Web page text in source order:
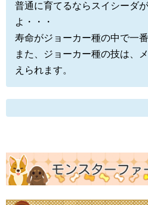
普通に育てるならスイシーダ
よ・・・
寿命がジョーカー種の中で一
また、ジョーカー種の技は、
えられます。